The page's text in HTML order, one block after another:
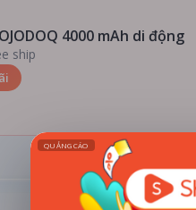
4000 mAh di động
ship